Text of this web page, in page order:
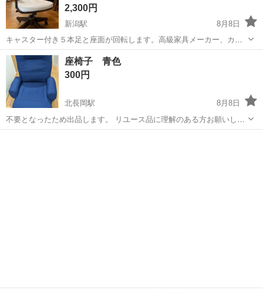
2,300円
新潟駅
8月8日
キャスター付き５本足と座面が回転します。高級家具メーカー、カリ
モクならではのしっかりとした造りで破格のお値段です。3脚有りま
す。状態は日常使用に伴う擦れや小傷はございます。その点中古品に
つき予めご了承ください。
新潟 新潟市 新潟駅 椅子
座椅子 青色
300円
北長岡駅
8月8日
不要となったため出品します。 リユース品に理解のある方お願いしま
す。